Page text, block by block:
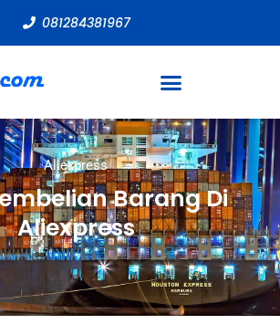
081284381967
Aliexpress
Barang Di
Aliexpress